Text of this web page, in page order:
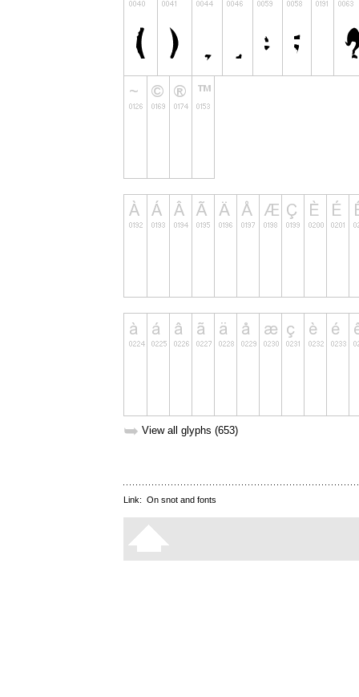
➥ View all glyphs (653)
Link: On snot and fonts